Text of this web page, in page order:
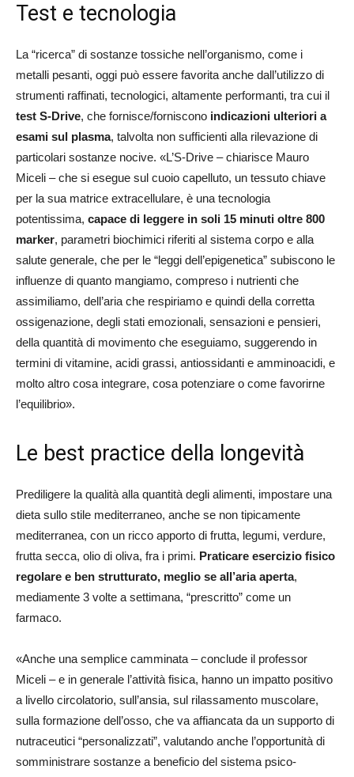
Test e tecnologia
La “ricerca” di sostanze tossiche nell’organismo, come i
metalli pesanti, oggi può essere favorita anche dall’utilizzo di
strumenti raffinati, tecnologici, altamente performanti, tra cui il
test S-Drive, che fornisce/forniscono indicazioni ulteriori a
esami sul plasma, talvolta non sufficienti alla rilevazione di
particolari sostanze nocive. «L’S-Drive – chiarisce Mauro
Miceli – che si esegue sul cuoio capelluto, un tessuto chiave
per la sua matrice extracellulare, è una tecnologia
potentissima, capace di leggere in soli 15 minuti oltre 800
marker, parametri biochimici riferiti al sistema corpo e alla
salute generale, che per le “leggi dell’epigenetica” subiscono le
influenze di quanto mangiamo, compreso i nutrienti che
assimiliamo, dell’aria che respiriamo e quindi della corretta
ossigenazione, degli stati emozionali, sensazioni e pensieri,
della quantità di movimento che eseguiamo, suggerendo in
termini di vitamine, acidi grassi, antiossidanti e amminoacidi, e
molto altro cosa integrare, cosa potenziare o come favorirne
l’equilibrio».
Le best practice della longevità
Prediligere la qualità alla quantità degli alimenti, impostare una
dieta sullo stile mediterraneo, anche se non tipicamente
mediterranea, con un ricco apporto di frutta, legumi, verdure,
frutta secca, olio di oliva, fra i primi. Praticare esercizio fisico
regolare e ben strutturato, meglio se all’aria aperta,
mediamente 3 volte a settimana, “prescritto” come un
farmaco.
«Anche una semplice camminata – conclude il professor
Miceli – e in generale l’attività fisica, hanno un impatto positivo
a livello circolatorio, sull’ansia, sul rilassamento muscolare,
sulla formazione dell’osso, che va affiancata da un supporto di
nutraceutici “personalizzati”, valutando anche l’opportunità di
somministrare sostanze a beneficio del sistema psico-